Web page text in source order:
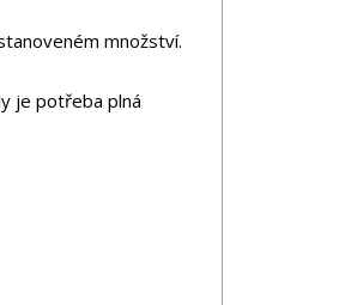
množství.
je potřeba plná